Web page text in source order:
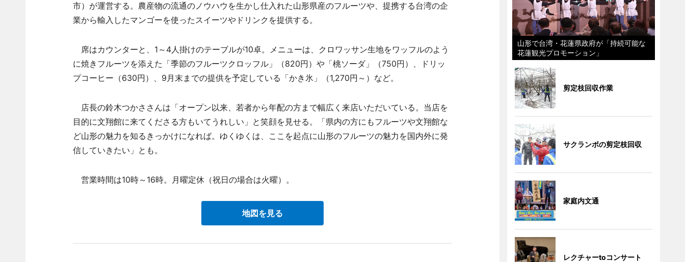
市）が運営する。農産物の流通のノウハウを生かし仕入れた山形県産のフルーツや、提携する台湾の企
業から輸入したマンゴーを使ったスイーツやドリンクを提供する。
席はカウンターと、1～4人掛けのテーブルが10卓。メニューは、クロワッサン生地をワッフルのよう
に焼きフルーツを添えた「季節のフルーツクロッフル」（820円）や「桃ソーダ」（750円）、ドリッ
プコーヒー（630円）、9月末までの提供を予定している「かき氷」（1,270円～）など。
店長の鈴木つかささんは「オープン以来、若者から年配の方まで幅広く来店いただいている。当店を
目的に文翔館に来てくださる方もいてうれしい」と笑顔を見せる。「県内の方にもフルーツや文翔館な
ど山形の魅力を知るきっかけになれば。ゆくゆくは、ここを起点に山形のフルーツの魅力を国内外に発
信していきたい」とも。
営業時間は10時～16時。月曜定休（祝日の場合は火曜）。
地図を見る
山形で台湾・花蓮県政府が「持続可能な
花蓮観光プロモーション」
剪定枝回収作業
サクランボの剪定枝回収
家庭内文通
レクチャーtoコンサート